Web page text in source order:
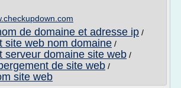
de domaine et adresse ip /
site web nom domaine /
serveur domaine site web /
de site web /
site web